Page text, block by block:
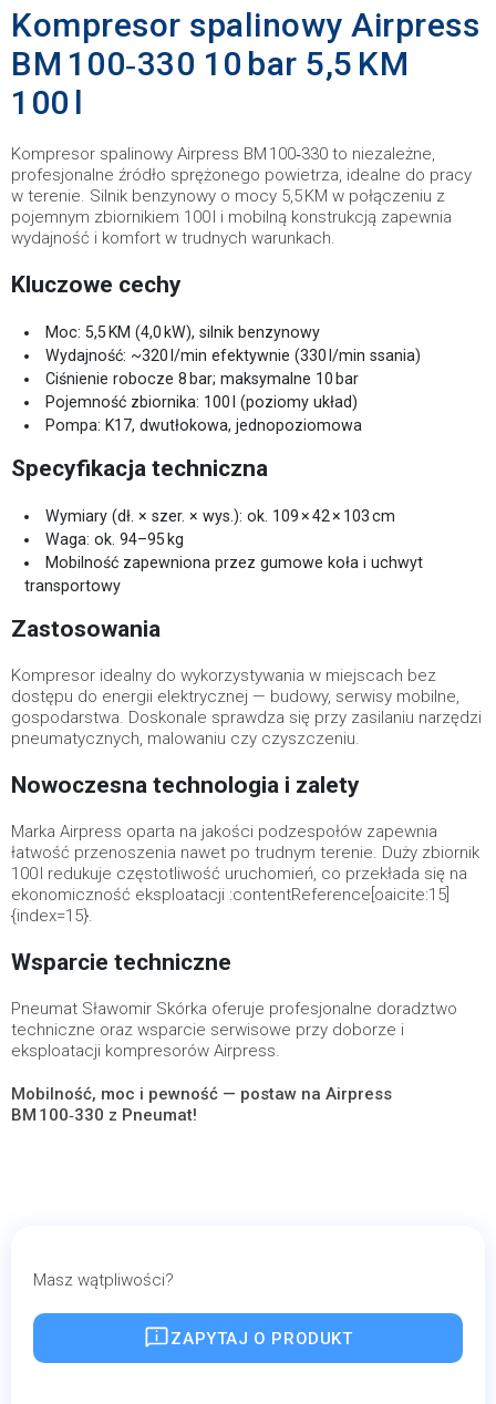
Kompresor spalinowy Airpress
BM 100‑330 10 bar 5,5 KM
100 l
Kompresor spalinowy Airpress BM 100‑330 to niezależne,
profesjonalne źródło sprężonego powietrza, idealne do pracy
w terenie. Silnik benzynowy o mocy 5,5 KM w połączeniu z
pojemnym zbiornikiem 100 l i mobilną konstrukcją zapewnia
wydajność i komfort w trudnych warunkach.
Kluczowe cechy
Moc: 5,5 KM (4,0 kW), silnik benzynowy
Wydajność: ~320 l/min efektywnie (330 l/min ssania)
Ciśnienie robocze 8 bar; maksymalne 10 bar
Pojemność zbiornika: 100 l (poziomy układ)
Pompa: K17, dwutłokowa, jednopoziomowa
Specyfikacja techniczna
Wymiary (dł. × szer. × wys.): ok. 109 × 42 × 103 cm
Waga: ok. 94–95 kg
Mobilność zapewniona przez gumowe koła i uchwyt
transportowy
Zastosowania
Kompresor idealny do wykorzystywania w miejscach bez
dostępu do energii elektrycznej — budowy, serwisy mobilne,
gospodarstwa. Doskonale sprawdza się przy zasilaniu narzędzi
pneumatycznych, malowaniu czy czyszczeniu.
Nowoczesna technologia i zalety
Marka Airpress oparta na jakości podzespołów zapewnia
łatwość przenoszenia nawet po trudnym terenie. Duży zbiornik
100 l redukuje częstotliwość uruchomień, co przekłada się na
ekonomiczność eksploatacji :contentReference[oaicite:15]
{index=15}.
Wsparcie techniczne
Pneumat Sławomir Skórka oferuje profesjonalne doradztwo
techniczne oraz wsparcie serwisowe przy doborze i
eksploatacji kompresorów Airpress.
Mobilność, moc i pewność — postaw na Airpress
BM 100‑330 z Pneumat!
Masz wątpliwości?
ZAPYTAJ O PRODUKT